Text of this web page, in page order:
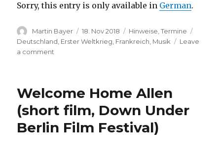
Sorry, this entry is only available in German.
Author
Martin Bayer
Posted
on
18. Nov 2018 Categories
Hinweise ,Termine
Deutschland, Erster Weltkrieg, Frankreich, Musik
Leave
a comment
Kriegsende
(Konzerthaus
Berlin)
Welcome Home Allen
(short film, Down Under
Berlin Film Festival)